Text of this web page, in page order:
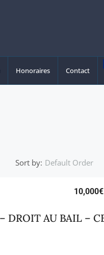
Honoraires Contact
Sort by: Default Order
10,000€